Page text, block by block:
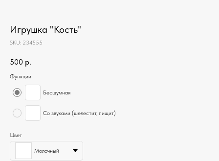
Игрушка "Кость"
SKU: 234555
500 р.
Функции
Бесшумная
Со звуками (шелестит, пищит)
Цвет
Молочный